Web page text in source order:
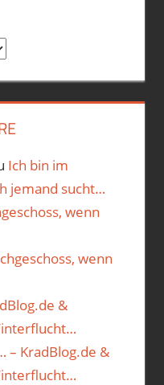
Ich bin im
jemand sucht…
wenn
wenn
&
– KradBlog.de &